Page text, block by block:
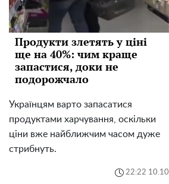
Продукти злетять у ціні
ще на 40%: чим краще
запастися, доки не
подорожчало
Українцям варто запасатися
продуктами харчування, оскільки
ціни вже найближчим часом дуже
стрибнуть.
22:22 10.10